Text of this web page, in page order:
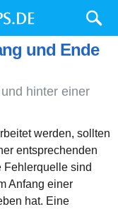
und Ende
hinter einer
werden, sollten
entsprechenden
Fehlerquelle sind
Anfang einer
hat. Eine